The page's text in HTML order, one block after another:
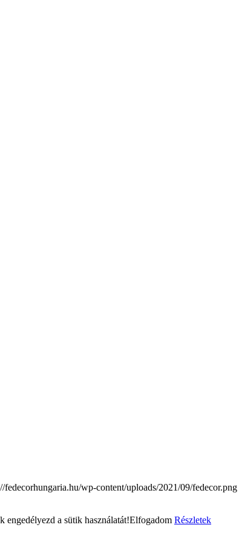
fedecorhungaria.hu/wp-content/uploads/2021/09/fedecor.png
a sütik használatát!Elfogadom Részletek